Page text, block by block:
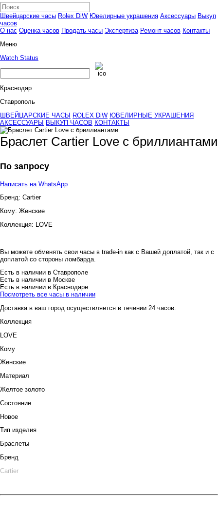
Швейцарские часы Rolex DiW Ювелирные украшения Аксессуары Выкуп
часов
О нас Оценка часов Продать часы Экспертиза Ремонт часов Контакты
Меню
Watch Status
Краснодар
Ставрополь
ШВЕЙЦАРСКИЕ ЧАСЫ
ROLEX DiW ЮВЕЛИРНЫЕ УКРАШЕНИЯ
АКСЕССУАРЫ
ВЫКУП ЧАСОВ КОНТАКТЫ
Браслет Cartier Love с бриллиантами
По запросу
Написать на WhatsApp
Бренд: Cartier
Кому: Женские
Коллекция:
LOVE
Вы можете обменять свои часы в trade-in как с Вашей доплатой, так и с
доплатой со стороны ломбарда.
Есть в наличии в Ставрополе
Есть в наличии в Москве
Есть в наличии в Краснодаре
Посмотреть все часы в наличии
Доставка в ваш город осуществляется в течении 24 часов.
Коллекция
LOVE
Кому
Женские
Материал
Желтое золото
Состояние
Новое
Тип изделия
Браслеты
Бренд
Cartier